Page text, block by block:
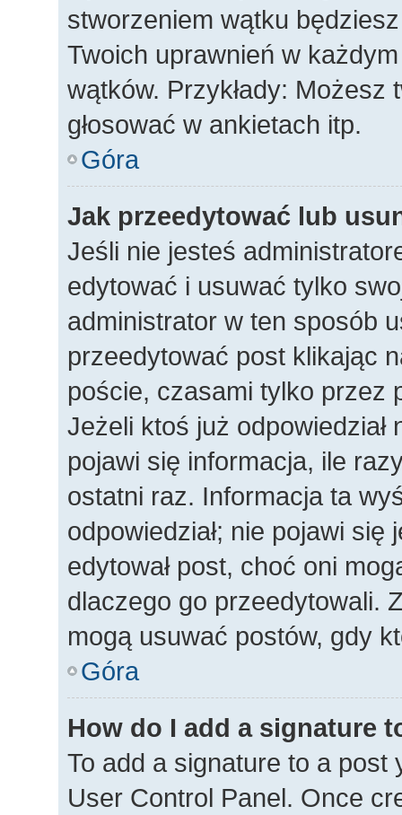
stworzeniem wątku
Twoich uprawnień w
wątków. Przykłady:
głosować w ankietach itp.
Góra
Jak przeedytować lub
Jeśli nie jesteś
edytować i usuwać tylko
administrator w ten sposób
przeedytować post klikając
poście, czasami tylko przez
Jeżeli ktoś już
pojawi się informacja, ile
ostatni raz. Informacja ta
odpowiedział; nie pojawi
edytował post, choć oni
dlaczego go przeedytowali.
mogą usuwać postów, gdy
Góra
How do I add a signature
To add a signature to a
User Control Panel. Once